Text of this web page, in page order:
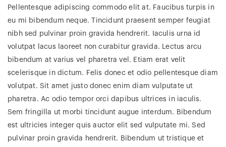
Pellentesque adipiscing commodo elit at. Faucibus turpis in
eu mi bibendum neque. Tincidunt praesent semper feugiat
nibh sed pulvinar proin gravida hendrerit. Iaculis urna id
volutpat lacus laoreet non curabitur gravida. Lectus arcu
bibendum at varius vel pharetra vel. Etiam erat velit
scelerisque in dictum. Felis donec et odio pellentesque diam
volutpat. Sit amet justo donec enim diam vulputate ut
pharetra. Ac odio tempor orci dapibus ultrices in iaculis.
Sem fringilla ut morbi tincidunt augue interdum. Bibendum
est ultricies integer quis auctor elit sed vulputate mi. Sed
pulvinar proin gravida hendrerit. Bibendum ut tristique et